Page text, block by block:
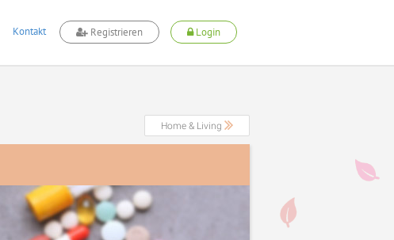
Kontakt Registrieren Login
Home & Living